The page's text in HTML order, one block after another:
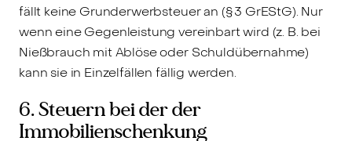
fällt keine Grunderwerbsteuer an (§ 3 GrEStG). Nur
wenn eine Gegenleistung vereinbart wird (z. B. bei
Nießbrauch mit Ablöse oder Schuldübernahme)
kann sie in Einzelfällen fällig werden.
6. Steuern bei der der
Immobilienschenkung